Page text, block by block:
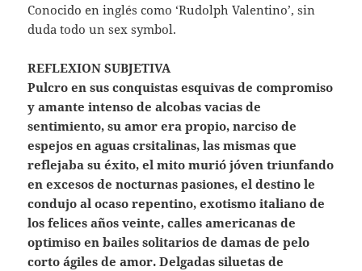
Conocido en inglés como ‘Rudolph Valentino’, sin
duda todo un sex symbol.
REFLEXION SUBJETIVA
Pulcro en sus conquistas esquivas de compromiso
y amante intenso de alcobas vacias de
sentimiento, su amor era propio, narciso de
espejos en aguas crsitalinas, las mismas que
reflejaba su éxito, el mito murió jóven triunfando
en excesos de nocturnas pasiones, el destino le
condujo al ocaso repentino, exotismo italiano de
los felices años veinte, calles americanas de
optimiso en bailes solitarios de damas de pelo
corto ágiles de amor. Delgadas siluetas de